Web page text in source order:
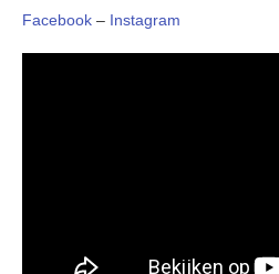
Facebook – Instagram